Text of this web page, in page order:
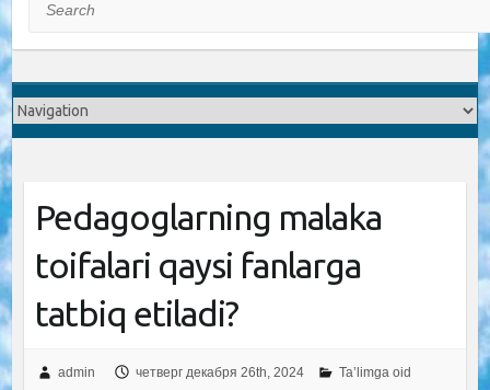
Pedagoglarning malaka
toifalari qaysi fanlarga
tatbiq etiladi?
admin четверг декабря 26th, 2024
Ta’limga oid